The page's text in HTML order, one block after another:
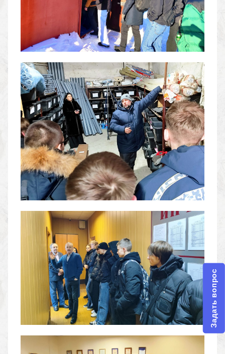
Задать вопрос